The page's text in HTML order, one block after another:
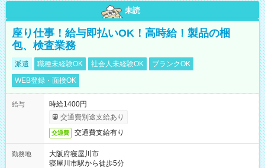
未読
座り仕事！給与即払いOK！高時給！製品の梱
包、検査業務
派遣 職種未経験OK 社会人未経験OK
ブランクOK
WEB登録・面接OK
給与
時給1400円
交通費別途支給あり
交通費 交通費支給有り
勤務地
大阪府寝屋川市
寝屋川市駅から徒歩5分